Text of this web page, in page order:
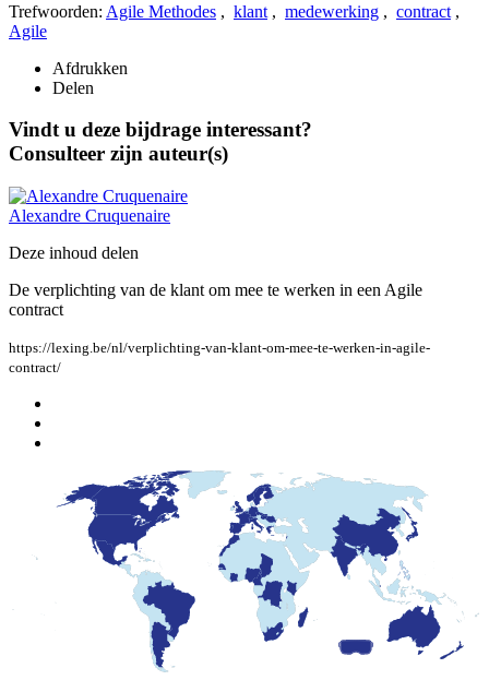
Trefwoorden: Agile Methodes , klant , medewerking , contract ,
Agile
Afdrukken
Delen
Vindt u deze bijdrage interessant?
Consulteer zijn auteur(s)
Alexandre Cruquenaire
Deze inhoud delen
De verplichting van de klant om mee te werken in een Agile
contract
https://lexing.be/nl/verplichting-van-klant-om-mee-te-werken-in-agile-
contract/